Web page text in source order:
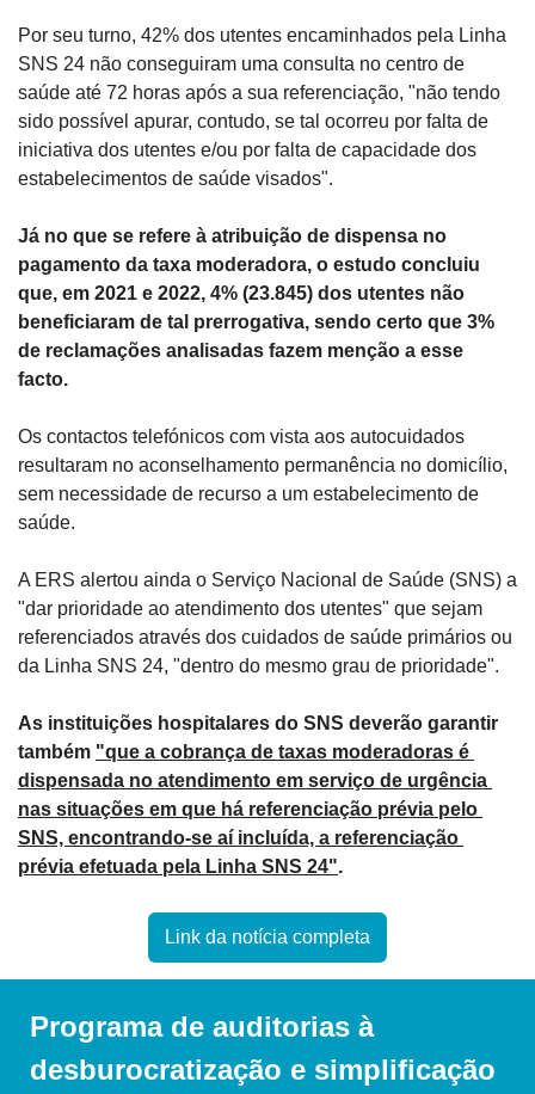
Por seu turno, 42% dos utentes encaminhados pela Linha
SNS 24 não conseguiram uma consulta no centro de
saúde até 72 horas após a sua referenciação, "não tendo
sido possível apurar, contudo, se tal ocorreu por falta de
iniciativa dos utentes e/ou por falta de capacidade dos
estabelecimentos de saúde visados".
Já no que se refere à atribuição de dispensa no
pagamento da taxa moderadora, o estudo concluiu
que, em 2021 e 2022, 4% (23.845) dos utentes não
beneficiaram de tal prerrogativa, sendo certo que 3%
de reclamações analisadas fazem menção a esse
facto.
Os contactos telefónicos com vista aos autocuidados
resultaram no aconselhamento permanência no domicílio,
sem necessidade de recurso a um estabelecimento de
saúde.
A ERS alertou ainda o Serviço Nacional de Saúde (SNS) a
"dar prioridade ao atendimento dos utentes" que sejam
referenciados através dos cuidados de saúde primários ou
da Linha SNS 24, "dentro do mesmo grau de prioridade".
As instituições hospitalares do SNS deverão garantir
também "que a cobrança de taxas moderadoras é
dispensada no atendimento em serviço de urgência
nas situações em que há referenciação prévia pelo
SNS, encontrando-se aí incluída, a referenciação
prévia efetuada pela Linha SNS 24".
Link da notícia completa
Programa de auditorias à
desburocratização e simplificação